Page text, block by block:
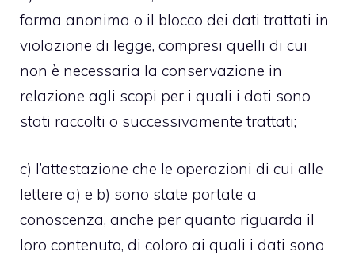
forma anonima o il blocco dei dati trattati in
violazione di legge, compresi quelli di cui
non è necessaria la conservazione in
relazione agli scopi per i quali i dati sono
stati raccolti o successivamente trattati;
c) l’attestazione che le operazioni di cui alle
lettere a) e b) sono state portate a
conoscenza, anche per quanto riguarda il
loro contenuto, di coloro ai quali i dati sono